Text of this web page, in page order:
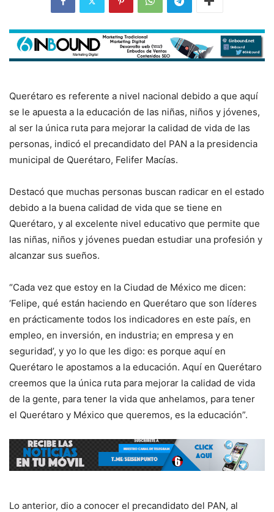
Querétaro es referente a nivel nacional debido a que aquí
se le apuesta a la educación de las niñas, niños y jóvenes,
al ser la única ruta para mejorar la calidad de vida de las
personas, indicó el precandidato del PAN a la presidencia
municipal de Querétaro, Felifer Macías.
Destacó que muchas personas buscan radicar en el estado
debido a la buena calidad de vida que se tiene en
Querétaro, y al excelente nivel educativo que permite que
las niñas, niños y jóvenes puedan estudiar una profesión y
alcanzar sus sueños.
“Cada vez que estoy en la Ciudad de México me dicen:
‘Felipe, qué están haciendo en Querétaro que son líderes
en prácticamente todos los indicadores en este país, en
empleo, en inversión, en industria; en empresa y en
seguridad’, y yo lo que les digo: es porque aquí en
Querétaro le apostamos a la educación. Aquí en Querétaro
creemos que la única ruta para mejorar la calidad de vida
de la gente, para tener la vida que anhelamos, para tener
el Querétaro y México que queremos, es la educación”.
Lo anterior, dio a conocer el precandidato del PAN, al